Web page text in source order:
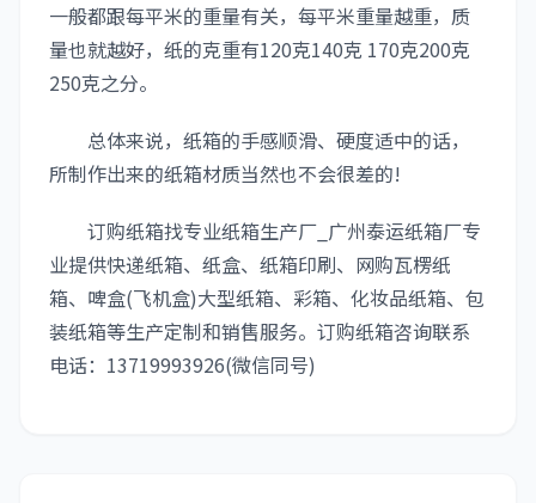
一般都跟每平米的重量有关，每平米重量越重，质
量也就越好，纸的克重有120克140克 170克200克
250克之分。
总体来说，纸箱的手感顺滑、硬度适中的话，
所制作出来的纸箱材质当然也不会很差的!
订购纸箱找专业纸箱生产厂_广州泰运纸箱厂专
业提供快递纸箱、纸盒、纸箱印刷、网购瓦楞纸
箱、啤盒(飞机盒)大型纸箱、彩箱、化妆品纸箱、包
装纸箱等生产定制和销售服务。订购纸箱咨询联系
电话：13719993926(微信同号)